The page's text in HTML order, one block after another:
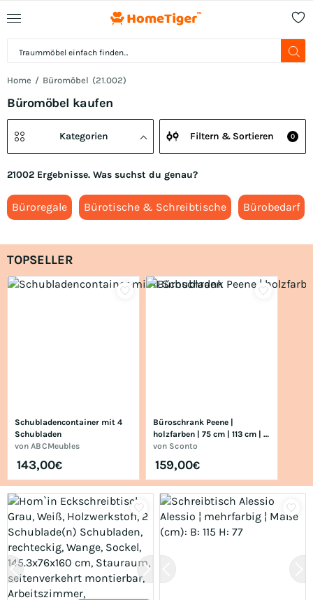
Home Büromöbel (21.002)
Büromöbel kaufen
Filtern & Sortieren 0
Kategorien
21002 Ergebnisse. Was suchst du genau?
Büroregale Bürotische & Schreibtische Bürobedarf
TOPSELLER
Schubladencontainer mit 4
Schubladen
von ABCMeubles
143,00€
Büroschrank Peene |
holzfarben | 75 cm | 113 cm |
cm 35,0 |
von Sconto
159,00€